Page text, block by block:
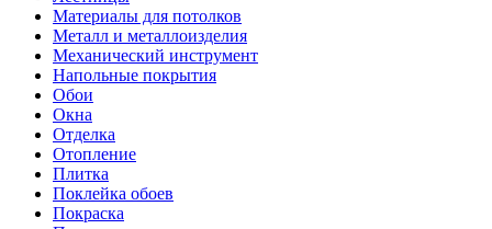
Материалы для потолков
Металл и металлоизделия
Механический инструмент
Напольные покрытия
Обои
Окна
Отделка
Отопление
Плитка
Поклейка обоев
Покраска